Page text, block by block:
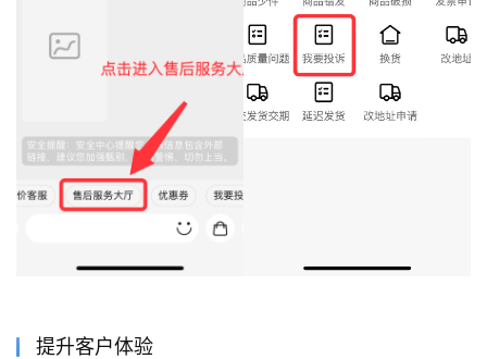
提升客户体验